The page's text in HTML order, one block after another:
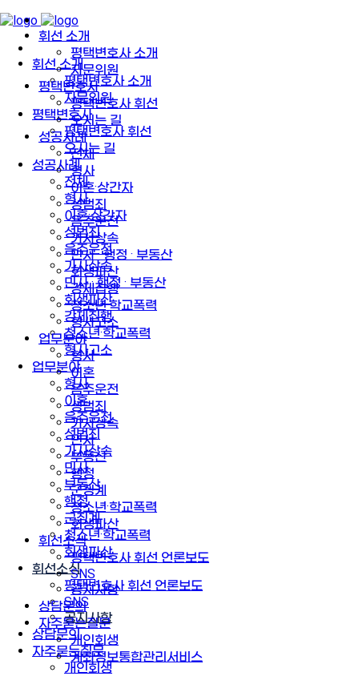
휘선 소개
평택변호사 소개
자문위원
평택변호사
평택변호사 휘선
오시는 길
성공사례
전체
형사
이혼·상간자
성범죄
음주운전
가사상속
민사 · 행정 · 부동산
회생파산
강제집행
청소년·학교폭력
형사고소
업무분야
형사
이혼
음주운전
성범죄
가사상속
민사
부동산
행정
군징계
청소년·학교폭력
회생파산
휘선소식
평택변호사 휘선 언론보도
SNS
공지사항
상담문의
자주묻는질문
개인회생
휘선 소개
평택변호사 소개
자문위원
평택변호사
평택변호사 휘선
오시는 길
성공사례
전체
형사
이혼·상간자
성범죄
음주운전
가사상속
민사 · 행정 · 부동산
회생파산
강제집행
청소년·학교폭력
형사고소
업무분야
형사
이혼
음주운전
성범죄
가사상속
민사
부동산
행정
군징계
청소년·학교폭력
회생파산
휘선소식
평택변호사 휘선 언론보도
SNS
공지사항
상담문의
자주묻는질문
개인회생
계좌정보통합관리서비스